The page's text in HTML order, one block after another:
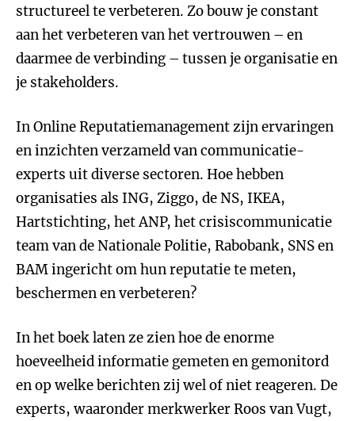
structureel te verbeteren. Zo bouw je constant
aan het verbeteren van het vertrouwen – en
daarmee de verbinding – tussen je organisatie en
je stakeholders.
In Online Reputatiemanagement zijn ervaringen
en inzichten verzameld van communicatie-
experts uit diverse sectoren. Hoe hebben
organisaties als ING, Ziggo, de NS, IKEA,
Hartstichting, het ANP, het crisiscommunicatie
team van de Nationale Politie, Rabobank, SNS en
BAM ingericht om hun reputatie te meten,
beschermen en verbeteren?
In het boek laten ze zien hoe de enorme
hoeveelheid informatie gemeten en gemonitord
en op welke berichten zij wel of niet reageren. De
experts, waaronder merkwerker Roos van Vugt,